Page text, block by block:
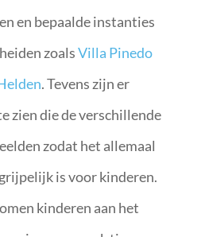
en bepaalde instanties
zoalsVilla Pinedo
. Tevens zijn er
zien die de verschillende
zodat het allemaal
is voor kinderen.
kinderen aan het